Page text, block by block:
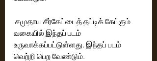
வகையில் இந்தப் படம்
உருவாக்கப்பட்டுள்ளது. இந்தப் படம்
வெற்றி பெற வேண்டும்.